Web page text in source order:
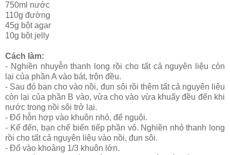
750ml nước
110g đường
45g bột agar
10g bột jelly
Cách làm:
- Nghiền nhuyễn thanh long rồi cho tất cả nguyên liệu còn
lại của phần A vào bát, trộn đều.
- Sau đó bạn cho vào nồi, đun sôi rồi thêm tất cả nguyên liệu
còn lại của phần B vào, vừa cho vào vừa khuấy đều đến khi
nước trong nồi sôi trở lại.
- Đổ hỗn hợp vào khuôn nhỏ, để nguội.
- Kế đến, bạn chế biến tiếp phần vỏ. Nghiền nhỏ thanh long
rồi cho tất cả nguyên liệu vào nồi, đun sôi.
- Đổ vào khoảng 1/3 khuôn lớn.